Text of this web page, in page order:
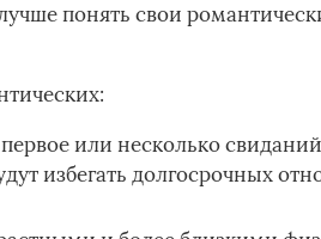
понять свои
или несколько
избегать долгосрочных